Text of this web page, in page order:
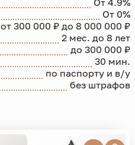
От 4.9%
От 0%
от 300 000 ₽ до 8 000 000 ₽
2 мес. до 8 лет
до 300 000 ₽
30 мин.
по паспорту и в/у
без штрафов